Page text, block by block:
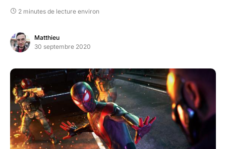
2 minutes de lecture environ
Matthieu
30 septembre 2020